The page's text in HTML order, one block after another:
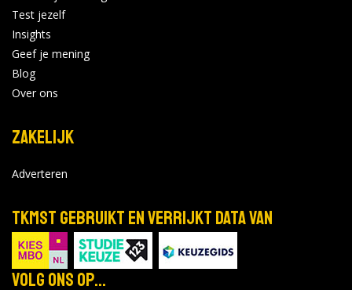
Test jezelf
Insights
Geef je mening
Blog
Over ons
Zakelijk
Adverteren
TKMST gebruikt en verrijkt data van
Volg ons op...